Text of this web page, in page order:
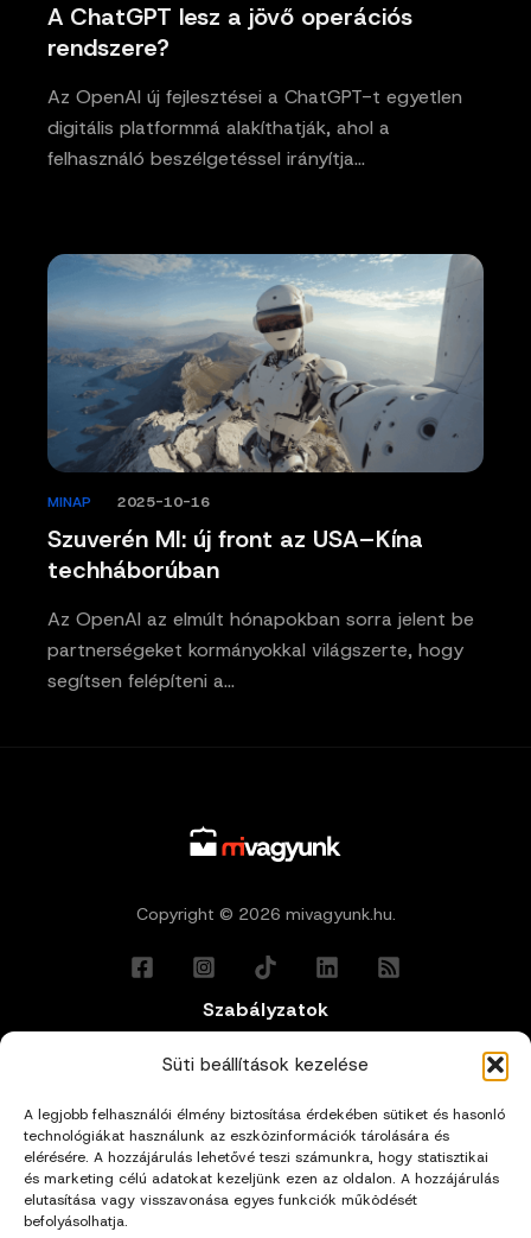
Süti beállítások kezelése
A legjobb felhasználói élmény biztosítása érdekében sütiket és hasonló
technológiákat használunk az eszközinformációk tárolására és
elérésére. A hozzájárulás lehetővé teszi számunkra, hogy statisztikai
és marketing célú adatokat kezeljünk ezen az oldalon. A hozzájárulás
elutasítása vagy visszavonása egyes funkciók működését
befolyásolhatja.
A ChatGPT lesz a jövő operációs
rendszere?
Az OpenAI új fejlesztései a ChatGPT-t egyetlen
digitális platformmá alakíthatják, ahol a
felhasználó beszélgetéssel irányítja…
Szuverén MI: új front az USA–Kína
techháborúban
MINAP 2025-10-16
Az OpenAI az elmúlt hónapokban sorra jelent be
partnerségeket kormányokkal világszerte, hogy
segítsen felépíteni a…
Copyright © 2026 mivagyunk.hu.
Szabályzatok
Általános Felhasználási Feltételek
Adatkezelési Tájékoztató
Impresszum